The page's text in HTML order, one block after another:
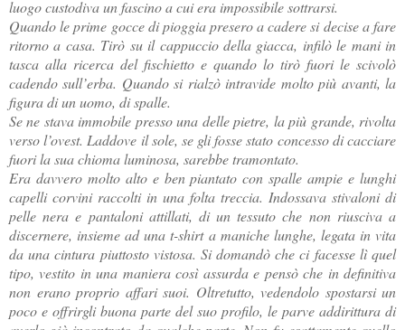
luogo custodiva un fascino a cui era impossibile sottrarsi.
Quando le prime gocce di pioggia presero a cadere si decise a fare
ritorno a casa. Tirò su il cappuccio della giacca, infilò le mani in
tasca alla ricerca del fischietto e quando lo tirò fuori le scivolò
cadendo sull’erba. Quando si rialzò intravide molto più avanti, la
figura di un uomo, di spalle.
Se ne stava immobile presso una delle pietre, la più grande, rivolta
verso l’ovest. Laddove il sole, se gli fosse stato concesso di cacciare
fuori la sua chioma luminosa, sarebbe tramontato.
Era davvero molto alto e ben piantato con spalle ampie e lunghi
capelli corvini raccolti in una folta treccia. Indossava stivaloni di
pelle nera e pantaloni attillati, di un tessuto che non riusciva a
discernere, insieme ad una t-shirt a maniche lunghe, legata in vita
da una cintura piuttosto vistosa. Si domandò che ci facesse lì quel
tipo, vestito in una maniera così assurda e pensò che in definitiva
non erano proprio affari suoi. Oltretutto, vedendolo spostarsi un
poco e offrirgli buona parte del suo profilo, le parve addirittura di